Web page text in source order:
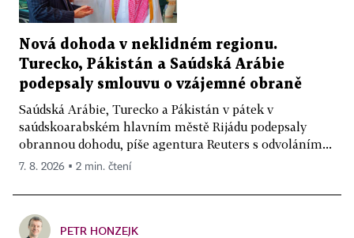
Nová dohoda v neklidném regionu.
Turecko, Pákistán a Saúdská Arábie
podepsaly smlouvu o vzájemné obraně
Saúdská Arábie, Turecko a Pákistán v pátek v
saúdskoarabském hlavním městě Rijádu podepsaly
obrannou dohodu, píše agentura Reuters s odvoláním...
7. 8. 2026 ▪ 2 min. čtení
PETR HONZEJK